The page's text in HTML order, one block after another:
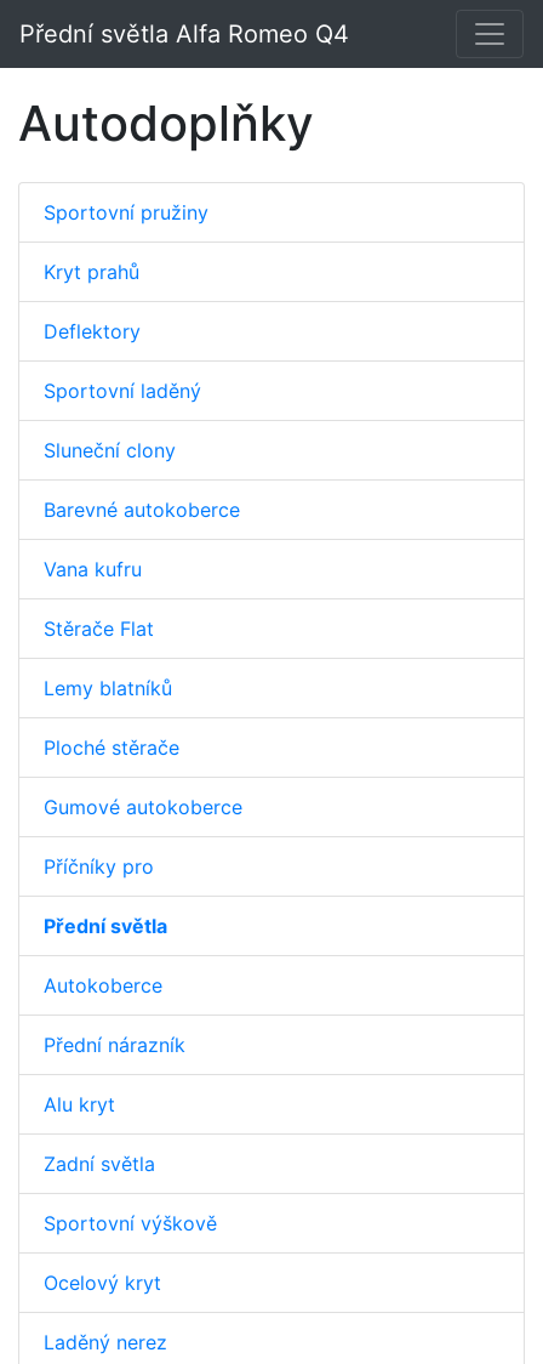
Přední světla Alfa Romeo Q4
Autodoplňky
Sportovní pružiny
Kryt prahů
Deflektory
Sportovní laděný
Sluneční clony
Barevné autokoberce
Vana kufru
Stěrače Flat
Lemy blatníků
Ploché stěrače
Gumové autokoberce
Příčníky pro
Přední světla
Autokoberce
Přední nárazník
Alu kryt
Zadní světla
Sportovní výškově
Ocelový kryt
Laděný nerez